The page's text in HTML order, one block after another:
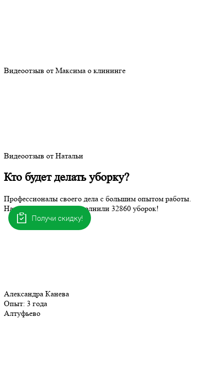
Видеоотзыв от Максима о клининге
Видеоотзыв от Натальи
Кто будет делать уборку?
Профессионалы своего дела с большим опытом работы.
Наши клинеры уже выполнили 32860 уборок!
Александра Канева
Опыт: 3 года
Алтуфьево
Получи скидку!